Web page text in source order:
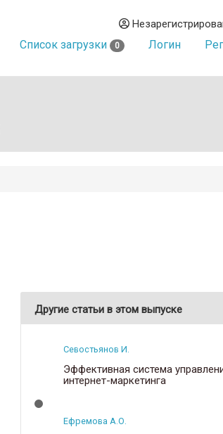
Список загрузки 0 Логин
Другие статьи в этом выпуске
Севостьянов И.
Эффективная система
интернет-маркетинга
Ефремова А.О.